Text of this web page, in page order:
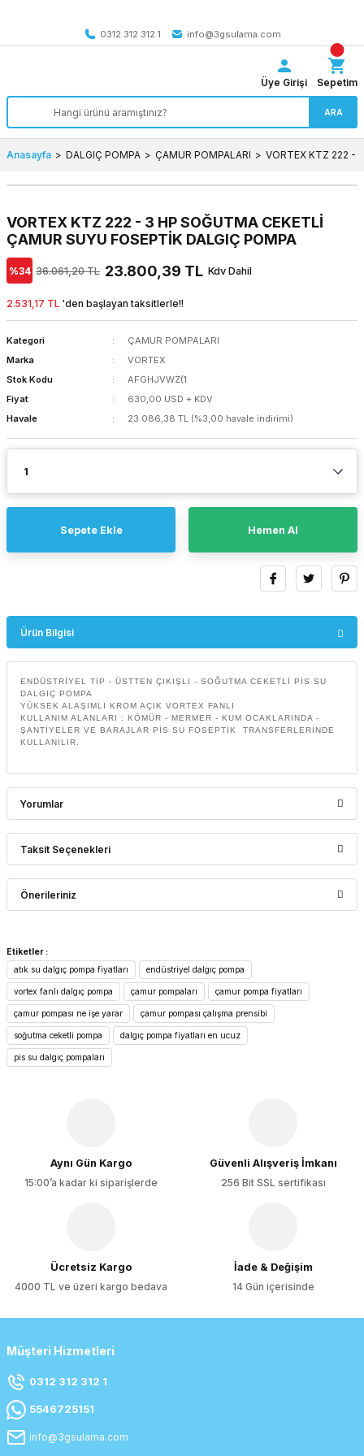
0312 312 312 1
info@3gsulama.com
ARA
Üye Girişi Sepetim
Anasayfa DALGIÇ POMPA ÇAMUR POMPALARI VORTEX KTZ 222 -
VORTEX KTZ 222 - 3 HP SOĞUTMA CEKETLİ
ÇAMUR SUYU FOSEPTİK DALGIÇ POMPA
%34 36.061,20 TL 23.800,39 TL Kdv Dahil
2.531,17 TL 'den başlayan taksitlerle!!
Kategori
ÇAMUR POMPALARI
Marka
VORTEX
Stok Kodu
AFGHJVWZ(1
Fiyat
630,00 USD + KDV
Havale
23.086,38 TL (%3,00 havale indirimi)
Sepete Ekle Hemen Al
Ürün Bilgisi
ENDÜSTRİYEL TİP - ÜSTTEN ÇIKIŞLI - SOĞUTMA CEKETLİ PİS SU
DALGIÇ POMPA
YÜKSEK ALAŞIMLI KROM AÇIK VORTEX FANLI
KULLANIM ALANLARI : KÖMÜR - MERMER - KUM OCAKLARINDA -
ŞANTİYELER VE BARAJLAR PİS SU FOSEPTİK TRANSFERLERİNDE
KULLANILIR.
Yorumlar
Bu ürüne ilk yorumu siz yapın!
Taksit Seçenekleri
Önerileriniz
konularda yetersiz gördüğünüz noktaları öneri formunu
kullanarak tarafımıza iletebilirsiniz.
Görüş ve önerileriniz için teşekkür ederiz.
Ürün resmi kalitesiz, bozuk veya görüntülenemiyor.
Ürün açıklamasında eksik bilgiler bulunuyor.
Etiketler :
atık su dalgıç pompa fiyatları
endüstriyel dalgıç pompa
vortex fanlı dalgıç pompa çamur pompaları çamur pompa fiyatları
çamur pompası ne işe yarar çamur pompası çalışma prensibi
soğutma ceketli pompa dalgıç pompa fiyatları en ucuz
pis su dalgıç pompaları
Aynı Gün Kargo
15:00’a kadar ki siparişlerde
Güvenli Alışveriş İmkanı
256 Bit SSL sertifikası
Ücretsiz Kargo
4000 TL ve üzeri kargo bedava
İade & Değişim
14 Gün içerisinde
Müşteri Hizmetleri
0312 312 312 1
5546725151
info@3gsulama.com